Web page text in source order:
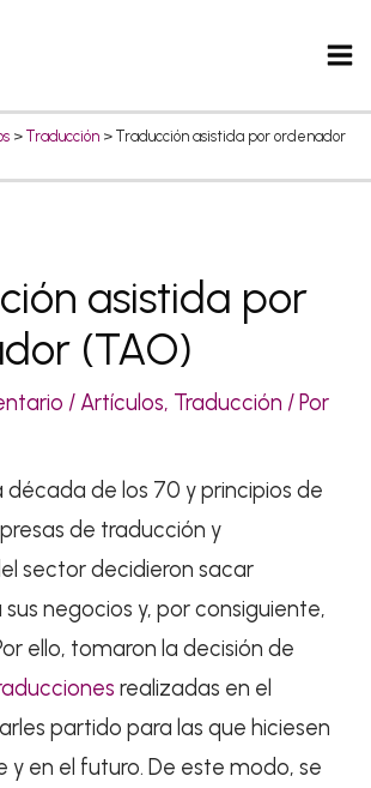
> Traducción > Traducción asistida por ordenador
asistida por
(TAO)
/Artículos, Traducción / Por
década de los 70 y principios de
de traducción y
sector decidieron sacar
negocios y, por consiguiente,
ello, tomaron la decisión de
realizadas en el
partido para las que hiciesen
y en el futuro. De este modo, se